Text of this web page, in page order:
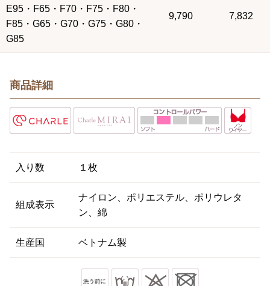
E95・F65・F70・F75・F80・
F85・G65・G70・G75・G80・
G85
9,790 7,832
商品詳細
入り数 １枚
組成表示
ナイロン、ポリエステル、ポリウレタ
ン、綿
生産国 ベトナム製